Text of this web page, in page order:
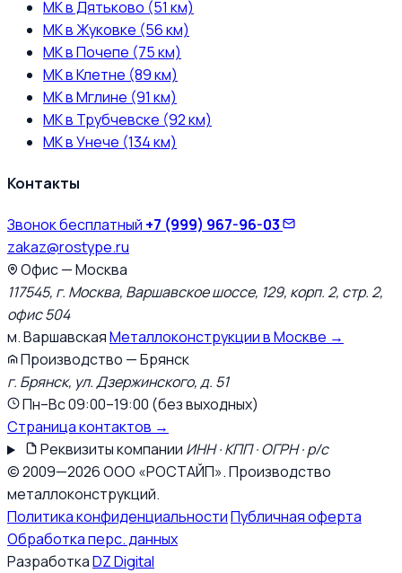
МК в Дятьково (51 км)
МК в Жуковке (56 км)
МК в Почепе (75 км)
МК в Клетне (89 км)
МК в Мглине (91 км)
МК в Трубчевске (92 км)
МК в Унече (134 км)
Контакты
Звонок бесплатный +7 (999) 967-96-03
zakaz@rostype.ru
Офис — Москва
117545, г. Москва, Варшавское шоссе, 129, корп. 2, стр. 2,
офис 504
м. ВаршавскаяМеталлоконструкции в Москве →
Производство — Брянск
г. Брянск, ул. Дзержинского, д. 51
Пн–Вс 09:00–19:00 (без выходных)
Страница контактов →
Реквизиты компании ИНН · КПП · ОГРН · р/с
© 2009—2026 ООО «РОСТАЙП». Производство
металлоконструкций.
Политика конфиденциальностиПубличная оферта
Обработка перс. данных
РазработкаDZ Digital